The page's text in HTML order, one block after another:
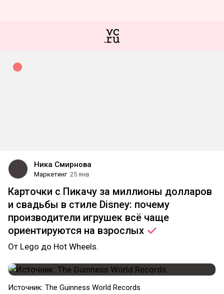
Ника Смирнова
Маркетинг 25 янв
Карточки с Пикачу за миллионы долларов
и свадьбы в стиле Disney: почему
производители игрушек всё чаще
ориентируются на взрослых
От Lego до Hot Wheels.
Источник: The Guinness World Records